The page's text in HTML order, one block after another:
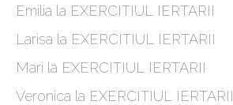
Emilia la EXERCITIUL IERTARII
Larisa la EXERCITIUL IERTARII
Mari la EXERCITIUL IERTARII
Veronica la EXERCITIUL IERTARII